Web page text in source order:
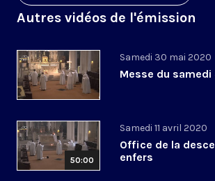
Autres vidéos de l'émission
Samedi 30 mai 2020
Messe du
50:00
Samedi 11 avril 2020
Office de la
enfers